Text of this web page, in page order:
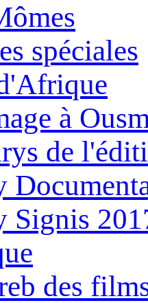
spéciales
à
de
Signis
des